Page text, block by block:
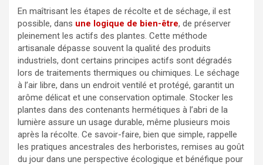
En maîtrisant les étapes de récolte et de séchage, il est
possible, dans une logique de bien-être, de préserver
pleinement les actifs des plantes. Cette méthode
artisanale dépasse souvent la qualité des produits
industriels, dont certains principes actifs sont dégradés
lors de traitements thermiques ou chimiques. Le séchage
à l’air libre, dans un endroit ventilé et protégé, garantit un
arôme délicat et une conservation optimale. Stocker les
plantes dans des contenants hermétiques à l’abri de la
lumière assure un usage durable, même plusieurs mois
après la récolte. Ce savoir-faire, bien que simple, rappelle
les pratiques ancestrales des herboristes, remises au goût
du jour dans une perspective écologique et bénéfique pour